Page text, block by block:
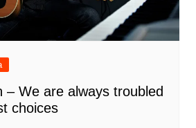
– We are always troubled
choices